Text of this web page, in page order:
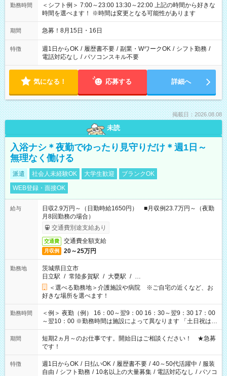
勤務時間
＜シフト例＞ 7:00～23:00 13:30～22:00 上記の時間から好きな
時間を選べます！ ※時間は変更となる可能性があります
期間 急募！8月15日・16日
特徴 週1日からOK / 履歴書不要 / 副業・WワークOK / シフト勤務 /
電話対応なし / パソコンスキル不要
気になる！ 応募する 詳細へ
掲載日：2026.08.08
未読
入浴ナシ＊夜勤でゆったり見守りだけ＊週1日～
無理なく働ける
派遣 社会人未経験OK 大学生歓迎
ブランクOK
WEB登録・面接OK
給与
日収2.9万円～（日勤時給1650円） ■月収例23.7万円～（夜勤
月8回勤務の場合）
交通費別途支給あり
交通費 交通費全額支給
月収例 20～25万円
勤務地
茨城県日立市
日立駅 / 常陸多賀駅 / 大甕駅 / …
＜選べる勤務地＞介護施設や病院 ※ご自宅の近くなど、お
好きな場所を選べます！
勤務時間
＜例＞ 夜勤（例） 16：00～翌9：00 16：30～翌9：30 17：00
～翌10：00 ※勤務時間は施設によって異なります 「土日祝は休
みたい」 「しっかり稼ぎたい」 「もう少し遅い時間から始めた
い」など ご希望にあったお仕事をご案内いたします。 ※未経験
の方の場合は1～2ヶ月間は日中での仕事を経験いただき、 お
仕事に慣れてからの夜勤になります。 ★家庭の都合でお休みが
必要な場合も遠慮なくご相談ください。
期間
短期2ヵ月～のお仕事です。開始日はご相談ください！ ★急募
です！
特徴 週1日からOK / 日払いOK / 履歴書不要 / 40～50代活躍中 / 服装
自由 / シフト勤務 / 10名以上の大量募集 / 電話対応なし / パソコ